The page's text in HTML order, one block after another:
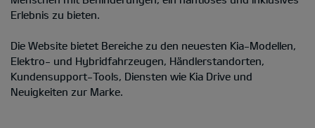
Erlebnis zu bieten.
Die Website bietet Bereiche zu den neuesten Kia-Modellen,
Elektro- und Hybridfahrzeugen, Händlerstandorten,
Kundensupport-Tools, Diensten wie Kia Drive und
Neuigkeiten zur Marke.